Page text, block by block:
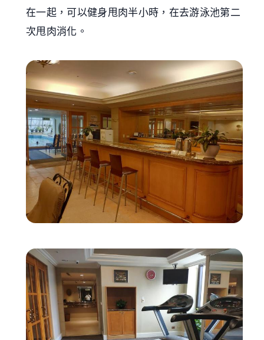
在一起，可以健身甩肉半小時，在去游泳池第二
次甩肉消化。